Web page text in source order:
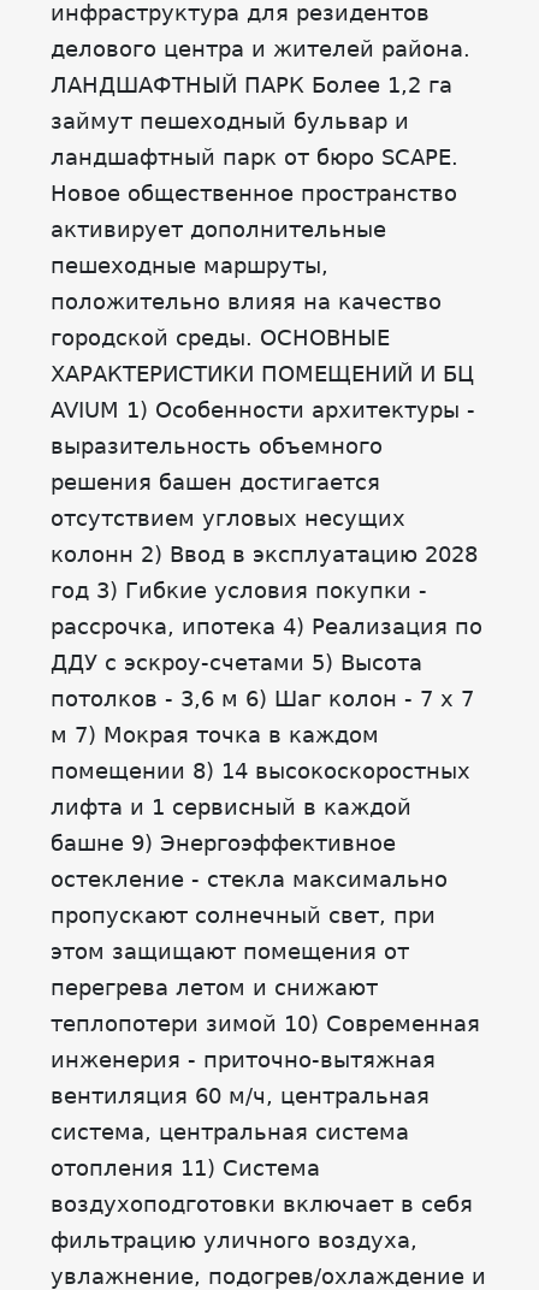
инфраструктура для резидентов
делового центра и жителей района.
ЛАНДШАФТНЫЙ ПАРК Более 1,2 га
займут пешеходный бульвар и
ландшафтный парк от бюро SCAPE.
Новое общественное пространство
активирует дополнительные
пешеходные маршруты,
положительно влияя на качество
городской среды. ОСНОВНЫЕ
ХАРАКТЕРИСТИКИ ПОМЕЩЕНИЙ И БЦ
AVIUM 1) Особенности архитектуры -
выразительность объемного
решения башен достигается
отсутствием угловых несущих
колонн 2) Ввод в эксплуатацию 2028
год 3) Гибкие условия покупки -
рассрочка, ипотека 4) Реализация по
ДДУ с эскроу-счетами 5) Высота
потолков - 3,6 м 6) Шаг колон - 7 х 7
м 7) Мокрая точка в каждом
помещении 8) 14 высокоскоростных
лифта и 1 сервисный в каждой
башне 9) Энергоэффективное
остекление - стекла максимально
пропускают солнечный свет, при
этом защищают помещения от
перегрева летом и снижают
теплопотери зимой 10) Современная
инженерия - приточно-вытяжная
вентиляция 60 м/ч, центральная
система, центральная система
отопления 11) Система
воздухоподготовки включает в себя
фильтрацию уличного воздуха,
увлажнение, подогрев/охлаждение и